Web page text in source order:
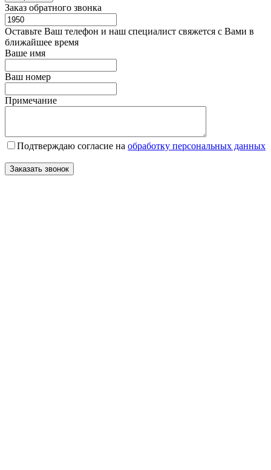
Заказ обратного звонка
Оставьте Ваш телефон и наш специалист свяжется с Вами в
ближайшее время
Ваше имя
Ваш номер
Примечание
Подтверждаю согласие на обработку персональных данных